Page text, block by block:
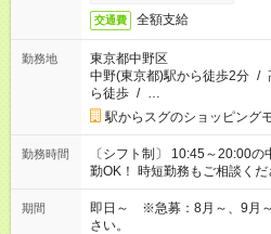
交通費 全額支給
勤務地
東京都中野区
中野(東京都)駅から徒歩2分 /
ら徒歩 / …
駅からスグのショッピング
勤務時間
〔シフト制〕 10:45～20:00の中で実働7時
勤OK！ 時短勤務もご相談くだ
期間
即日～ ※急募：8月～、9月
さい。